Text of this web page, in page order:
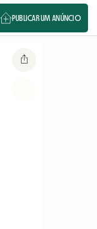
PUBLICAR UM ANÚNCIO